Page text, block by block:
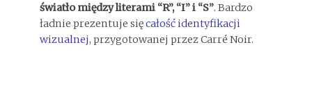
światło między literami “R”, “I” i “S”. Bardzo
ładnie prezentuje sięcałość identyfikacji
wizualnej, przygotowanej przez Carré Noir.